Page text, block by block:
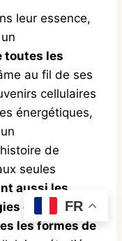
leur essence,
toutes les
au fil de ses
cellulaires
énergétiques,
de
seules
aussi les
cosmiques
les formes de
FR